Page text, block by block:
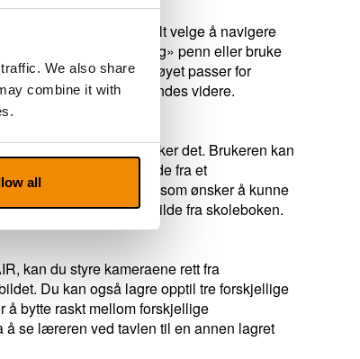
We also share
combine it with
all
i bilder. Du kan enkelt velge å navigere
skrive med en «vanlig» penn eller bruke
laget notater på. Verktøyet passer for
kan lagres eller sendes videre.
samtidig, hvis du ønsker det. Brukeren kan
for å vise et bilde fra et
elever i et klasserom som ønsker å kunne
ser et forstørret bilde fra skoleboken.
kan du styre kameraene rett fra
Du kan også lagre opptil tre forskjellige
å bytte raskt mellom forskjellige
å se læreren ved tavlen til en annen lagret